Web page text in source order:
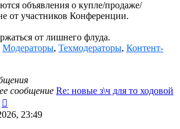
объявления о купле/продаже/
от участников Конференции.
от лишнего флуда.
Модераторы, Техмодераторы, Контент-
сообщение Re: новые з\ч для то ходовой
к
23:49